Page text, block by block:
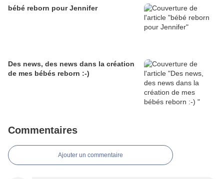
bébé reborn pour Jennifer
Des news, des news dans la création
de mes bébés reborn :-)
Commentaires
Ajouter un commentaire